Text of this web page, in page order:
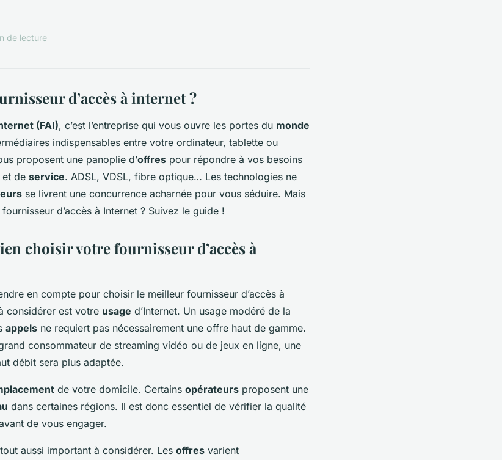
de lecture
d’accès à internet ?
(FAI), c’est l’entreprise qui vous ouvre les portes du monde
indispensables entre votre ordinateur, tablette ou
proposent une panoplie d’offres pour répondre à vos besoins
et de service. ADSL, VDSL, fibre optique… Les technologies ne
se livrent une concurrence acharnée pour vous séduire. Mais
d’accès à Internet ? Suivez le guide !
choisir votre fournisseur d’accès à
en compte pour choisir le meilleur fournisseur d’accès à
considérer est votre usage d’Internet. Un usage modéré de la
appels ne requiert pas nécessairement une offre haut de gamme.
consommateur de streaming vidéo ou de jeux en ligne, une
débit sera plus adaptée.
de votre domicile. Certains opérateurs proposent une
dans certaines régions. Il est donc essentiel de vérifier la qualité
de vous engager.
aussi important à considérer. Les offres varient